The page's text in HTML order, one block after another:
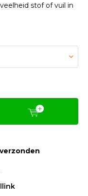
stof of vuil in